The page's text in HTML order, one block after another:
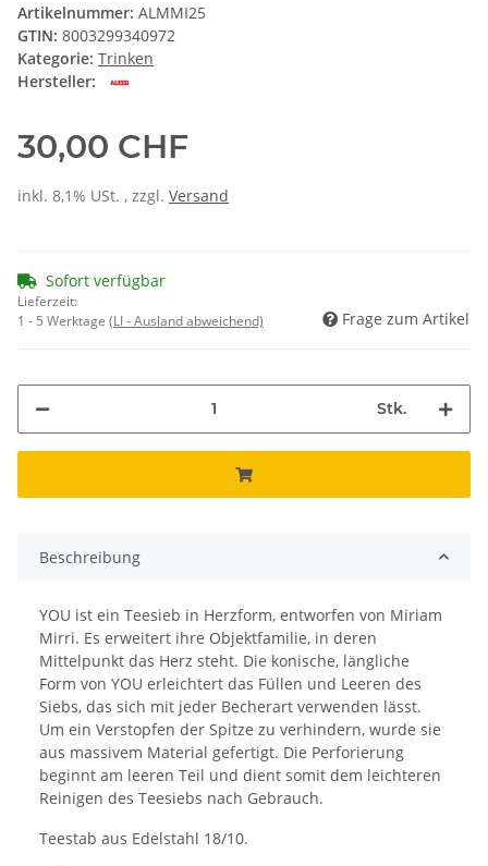
Artikelnummer: ALMMI25
GTIN: 8003299340972
Kategorie: Trinken
Hersteller:
30,00 CHF
inkl. 8,1% USt. , zzgl. Versand
Sofort verfügbar
Lieferzeit:
1 - 5 Werktage (LI - Ausland abweichend) Frage zum Artikel
Stk.
Beschreibung
YOU ist ein Teesieb in Herzform, entworfen von Miriam
Mirri. Es erweitert ihre Objektfamilie, in deren
Mittelpunkt das Herz steht. Die konische, längliche
Form von YOU erleichtert das Füllen und Leeren des
Siebs, das sich mit jeder Becherart verwenden lässt.
Um ein Verstopfen der Spitze zu verhindern, wurde sie
aus massivem Material gefertigt. Die Perforierung
beginnt am leeren Teil und dient somit dem leichteren
Reinigen des Teesiebs nach Gebrauch.
Teestab aus Edelstahl 18/10.